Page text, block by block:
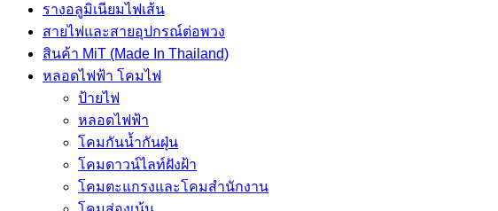
วา
ไนซ์2.0)
ขนาด
กว้าง
รางอลูมิเนียมไฟเส้น
สายไฟและสายอุปกรณ์ต่อพวง
สินค้า MiT (Made In Thailand)
หลอดไฟฟ้า โคมไฟ
ป้ายไฟ
หลอดไฟฟ้า
โคมกันน้ำกันฝุ่น
โคมดาวน์ไลท์ฝังฝ้า
โคมตะแกรงและโคมสำนักงาน